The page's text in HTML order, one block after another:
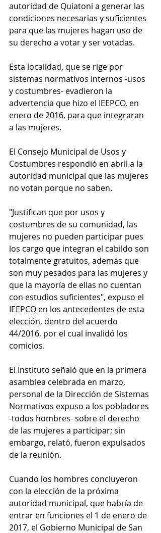
autoridad de Quiatoni a generar las
condiciones necesarias y suficientes
para que las mujeres hagan uso de
su derecho a votar y ser votadas.
Esta localidad, que se rige por
sistemas normativos internos -usos
y costumbres- evadieron la
advertencia que hizo el IEEPCO, en
enero de 2016, para que integraran
a las mujeres.
El Consejo Municipal de Usos y
Costumbres respondió en abril a la
autoridad municipal que las mujeres
no votan porque no saben.
"Justifican que por usos y
costumbres de su comunidad, las
mujeres no pueden participar pues
los cargo que integran el cabildo son
totalmente gratuitos, además que
son muy pesados para las mujeres y
que la mayoría de ellas no cuentan
con estudios suficientes", expuso el
IEEPCO en los antecedentes de esta
elección, dentro del acuerdo
44/2016, por el cual invalidó los
comicios.
El Instituto señaló que en la primera
asamblea celebrada en marzo,
personal de la Dirección de Sistemas
Normativos expuso a los pobladores
-todos hombres- sobre el derecho
de las mujeres a participar; sin
embargo, relató, fueron expulsados
de la reunión.
Cuando los hombres concluyeron
con la elección de la próxima
autoridad municipal, que habría de
entrar en funciones el 1 de enero de
2017, el Gobierno Municipal de San